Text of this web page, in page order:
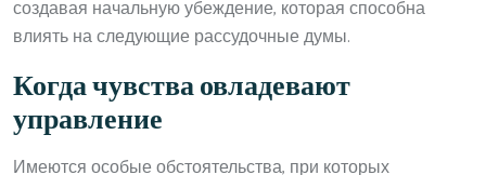
создавая начальную убеждение, которая способна
влиять на следующие рассудочные думы.
Когда чувства овладевают
управление
Имеются особые обстоятельства, при которых